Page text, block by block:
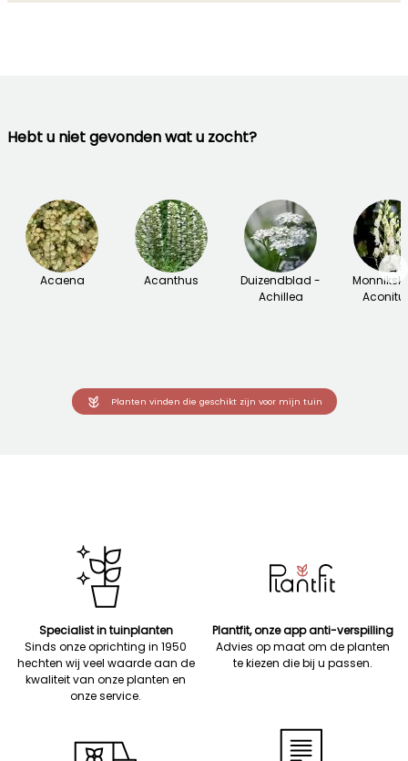
Hebt u niet gevonden wat u zocht?
Acaena Acanthus
Duizendblad -
Achillea
→
Planten vinden die geschikt zijn voor mijn tuin
Specialist in tuinplanten
Sinds onze oprichting in 1950
hechten wij veel waarde aan de
kwaliteit van onze planten en
onze service.
Plantfit, onze app anti-verspilling
Advies op maat om de planten
te kiezen die bij u passen.